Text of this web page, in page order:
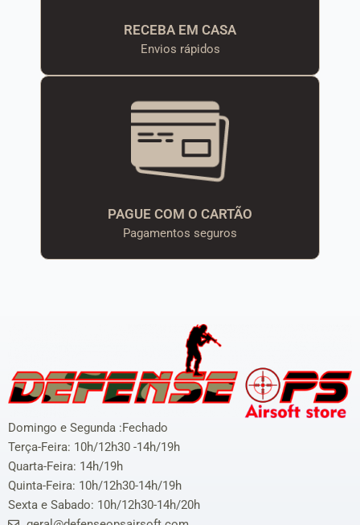
RECEBA EM CASA
Envios rápidos
PAGUE COM O CARTÃO
Pagamentos seguros
Domingo e Segunda :Fechado
Terça-Feira: 10h/12h30 -14h/19h
Quarta-Feira: 14h/19h
Quinta-Feira: 10h/12h30-14h/19h
Sexta e Sabado: 10h/12h30-14h/20h